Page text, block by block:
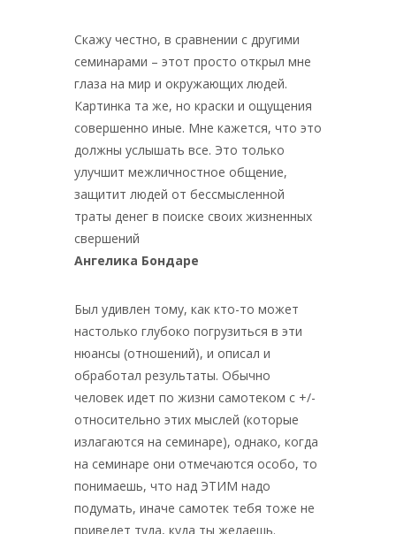
Скажу честно, в сравнении с другими
семинарами – этот просто открыл мне
глаза на мир и окружающих людей.
Картинка та же, но краски и ощущения
совершенно иные. Мне кажется, что это
должны услышать все. Это только
улучшит межличностное общение,
защитит людей от бессмысленной
траты денег в поиске своих жизненных
свершений
Ангелика Бондаре
Был удивлен тому, как кто-то может
настолько глубоко погрузиться в эти
нюансы (отношений), и описал и
обработал результаты. Обычно
человек идет по жизни самотеком с +/-
относительно этих мыслей (которые
излагаются на семинаре), однако, когда
на семинаре они отмечаются особо, то
понимаешь, что над ЭТИМ надо
подумать, иначе самотек тебя тоже не
приведет туда, куда ты желаешь.